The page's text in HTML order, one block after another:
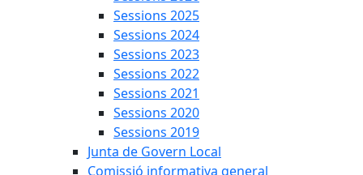
Sessions 2025
Sessions 2024
Sessions 2023
Sessions 2022
Sessions 2021
Sessions 2020
Sessions 2019
Junta de Govern Local
Comissió informativa general